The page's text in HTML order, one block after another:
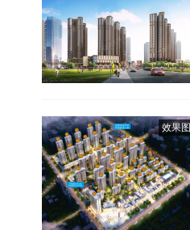
效果图